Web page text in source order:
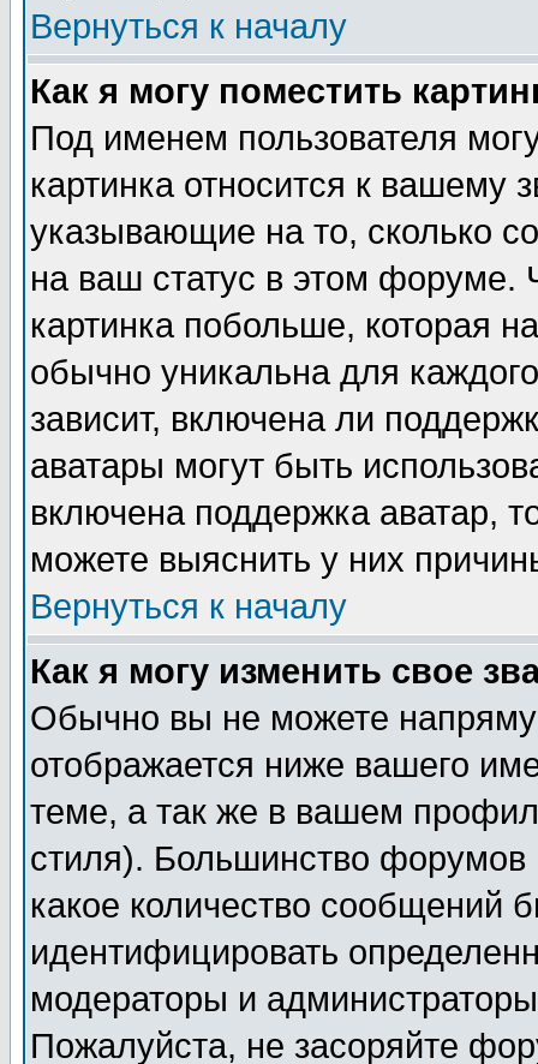
Вернуться к началу
Как я могу поместить
Под именем пользователя
картинка относится к вашему
указывающие на то, сколько
на ваш статус в этом форуме.
картинка побольше, которая
обычно уникальна для
зависит, включена ли
аватары могут быть
включена поддержка аватар,
можете выяснить у них
Вернуться к началу
Как я могу изменить свое
Обычно вы не можете
отображается ниже вашего
теме, а так же в вашем
стиля). Большинство форумов
какое количество сообщений
идентифицировать
модераторы и
Пожалуйста, не засоряйте